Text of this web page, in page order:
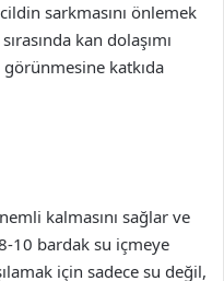
sarkmasını önlemek
kan dolaşımı
katkıda
kalmasını sağlar ve
10 bardak su içmeye
için sadece su değil,